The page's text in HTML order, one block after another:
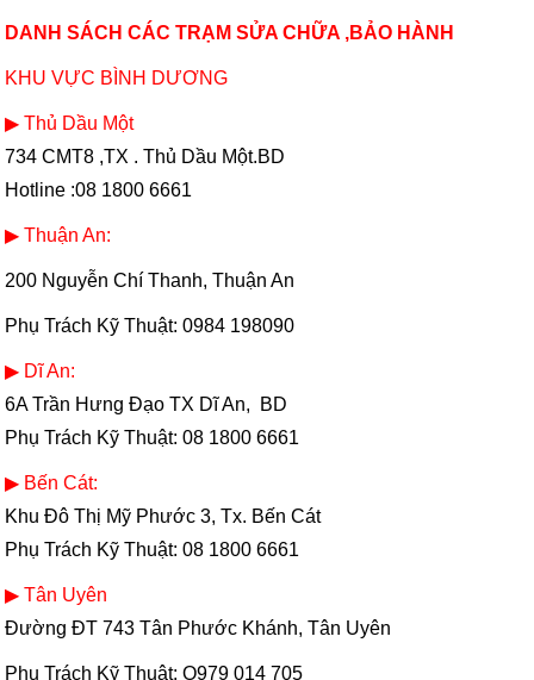
DANH SÁCH CÁC TRẠM SỬA CHỮA ,BẢO HÀNH
KHU VỰC BÌNH DƯƠNG
▶ Thủ Dầu Một
734 CMT8 ,TX . Thủ Dầu Một.BD
Hotline :08 1800 6661
▶ Thuận An:
200 Nguyễn Chí Thanh, Thuận An
Phụ Trách Kỹ Thuật: 0984 198090
▶ Dĩ An:
6A Trần Hưng Đạo TX Dĩ An, BD
Phụ Trách Kỹ Thuật:08 1800 6661
▶ Bến Cát:
Khu Đô Thị Mỹ Phước 3, Tx. Bến Cát
Phụ Trách Kỹ Thuật:08 1800 6661
▶ Tân Uyên
Đường ĐT 743 Tân Phước Khánh, Tân Uyên
Phụ Trách Kỹ Thuật: O979 014 705